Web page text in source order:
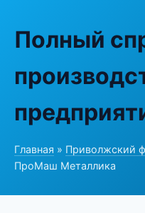
Полный
Главная » Приволжский
ПроМаш Металлика